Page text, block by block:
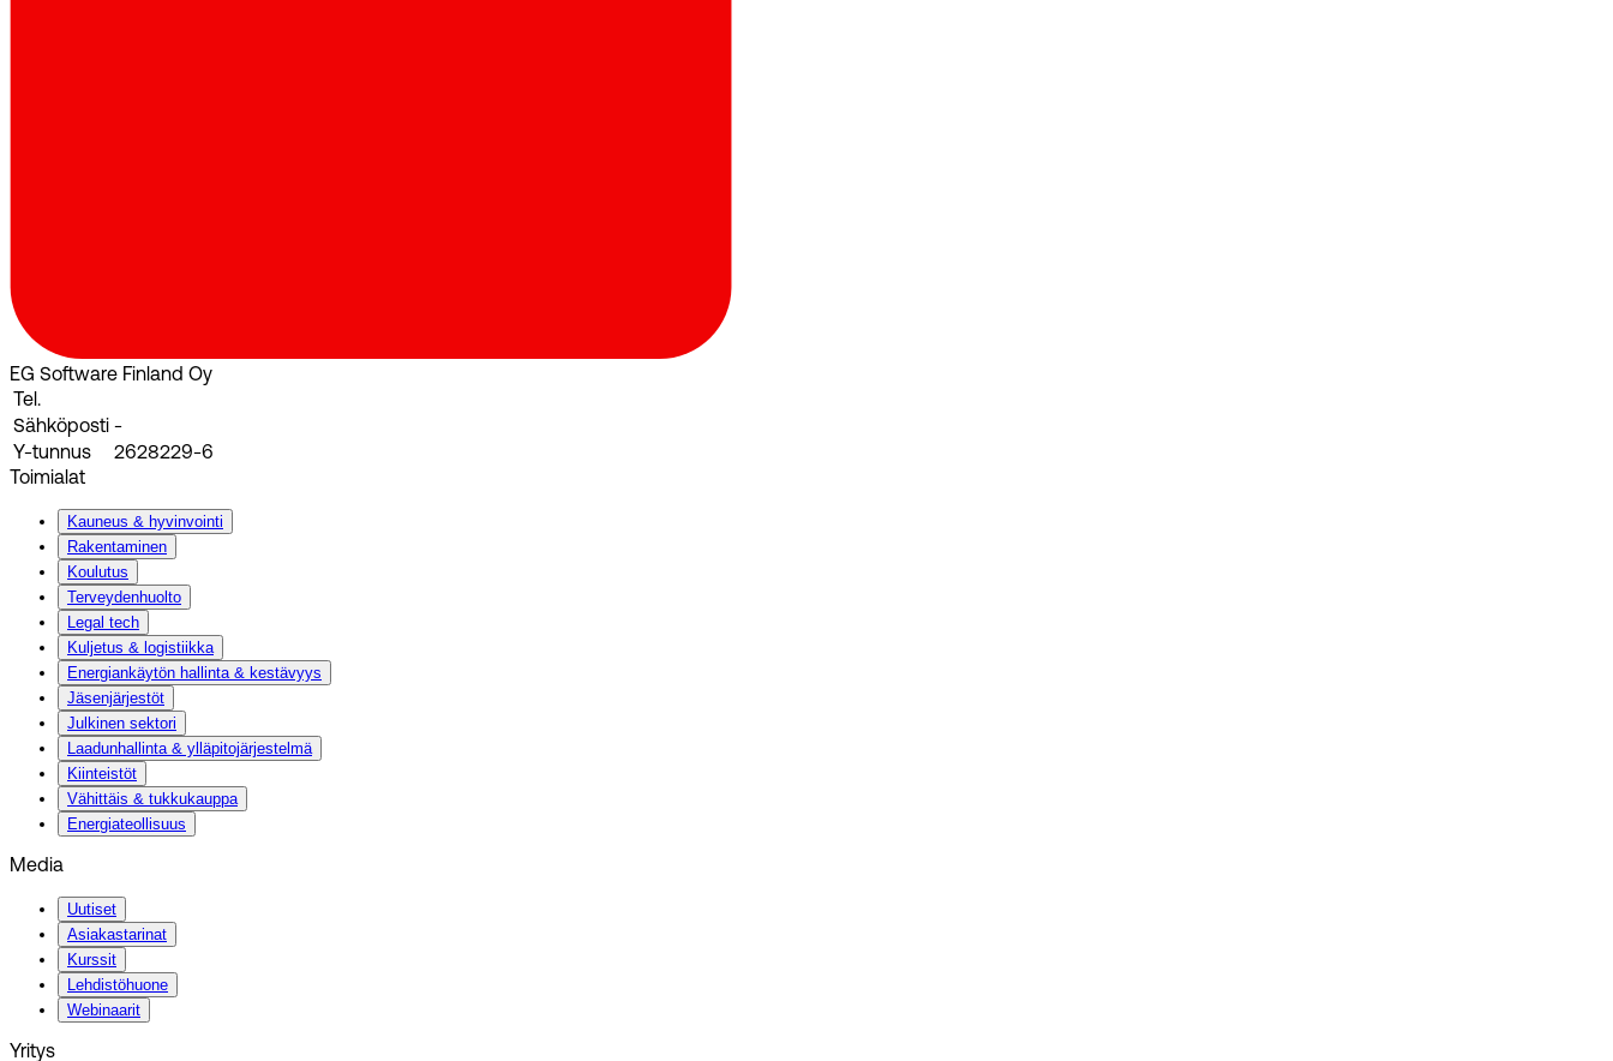
EG Software Finland Oy
Tel.
Sähköposti -
Y-tunnus
2628229-6
Toimialat
Kauneus & hyvinvointi
Rakentaminen
Koulutus
Terveydenhuolto
Legal tech
Kuljetus & logistiikka
Energiankäytön hallinta & kestävyys
Jäsenjärjestöt
Julkinen sektori
Laadunhallinta & ylläpitojärjestelmä
Kiinteistöt
Vähittäis & tukkukauppa
Energiateollisuus
Media
Uutiset
Asiakastarinat
Kurssit
Lehdistöhuone
Webinaarit
Yritys